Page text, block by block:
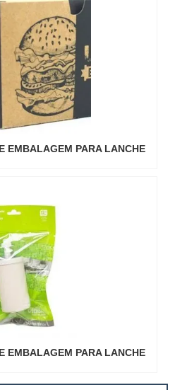
EMBALAGEM PARA LANCHE
EMBALAGEM PARA LANCHE